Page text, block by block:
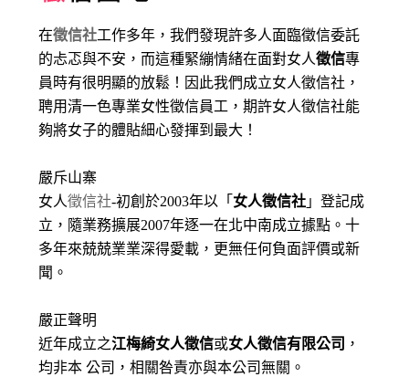
在徵信社工作多年，我們發現許多人面臨徵信委託
的忐忑與不安，而這種緊繃情緒在面對女人徵信專
員時有很明顯的放鬆！因此我們成立女人徵信社，
聘用清一色專業女性徵信員工，期許女人徵信社能
夠將女子的體貼細心發揮到最大 ！
嚴斥山寨
女人徵信社-初創於2003年以「 女人徵信社 」登記成
立，隨業務擴展2007年逐一在北中南成立據點。十
多年來兢兢業業深得愛載，更無任何負面評價或新
聞。
嚴正聲明
近年成立之江梅綺女人徵信或女人徵信有限公司 ，
均非本 公司，相關咎責亦與本公司無關。